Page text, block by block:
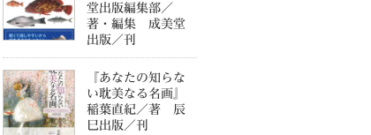
堂出版編集部／
著・編集 成美堂
出版／刊
『あなたの知らな
い耽美なる名画』
稲葉直紀／著 辰
巳出版／刊